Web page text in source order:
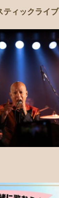
ィックライブ